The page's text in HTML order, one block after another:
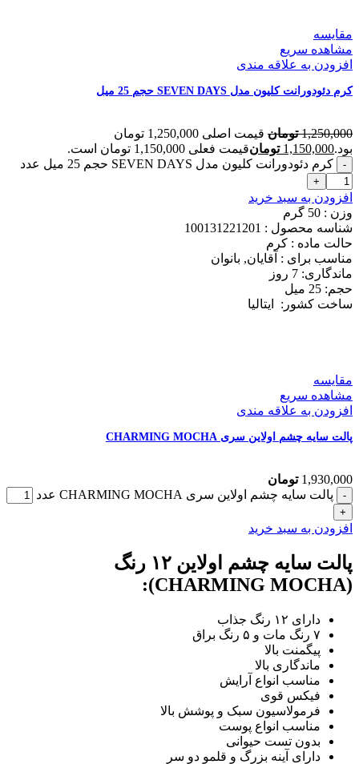
مقایسه
مشاهده سریع
افزودن به علاقه مندی
کرم دئودورانت کلیون مدل SEVEN DAYS حجم 25 میل
1,250,000 تومان
قیمت اصلی 1,250,000 تومان
بود.1,150,000 تومانقیمت فعلی 1,150,000 تومان است.
کرم دئودورانت کلیون مدل SEVEN DAYS حجم 25 میل عدد
افزودن به سبد خرید
وزن : 50
گرم
شناسه محصول : 100131221201
حالت ماده : کرم
مناسب برای : آقایان, بانوان
ماندگاری: 7
روز
حجم: 25
میل
ساخت کشور:
ایتالیا
مقایسه
مشاهده سریع
افزودن به علاقه مندی
پالت سایه چشم اولاین سری CHARMING MOCHA
1,930,000 تومان
پالت سایه چشم اولاین سری CHARMING MOCHA عدد
افزودن به سبد خرید
پالت سایه چشم اولاین ۱۲ رنگ
(CHARMING MOCHA):
دارای ۱۲ رنگ جذاب
۷ رنگ مات و ۵ رنگ براق
پیگمنت بالا
ماندگاری بالا
مناسب انواع آرایش
فیکس قوی
فرمولاسیون سبک و پوشش بالا
مناسب انواع پوست
بدون تست حیوانی
دارای آینه بزرگ و قلمو دو سر